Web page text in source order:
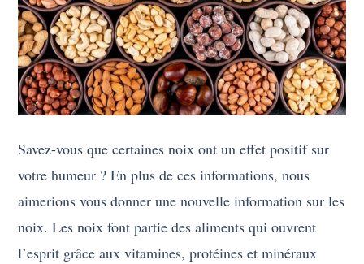
Savez-vous que certaines noix ont un effet positif sur
votre humeur ? En plus de ces informations, nous
aimerions vous donner une nouvelle information sur les
noix. Les noix font partie des aliments qui ouvrent
l’esprit grâce aux vitamines, protéines et minéraux